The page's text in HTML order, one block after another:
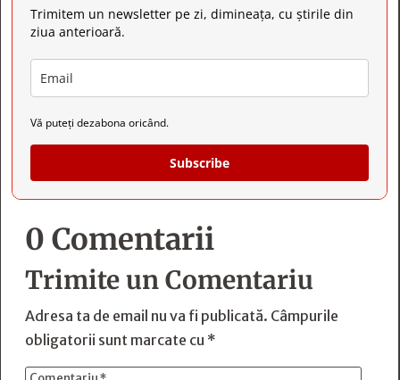
Trimitem un newsletter pe zi, dimineața, cu știrile din
ziua anterioară.
Vă puteți dezabona oricând.
Subscribe
0 Comentarii
Trimite un Comentariu
Adresa ta de email nu va fi publicată. Câmpurile
obligatorii sunt marcate cu *